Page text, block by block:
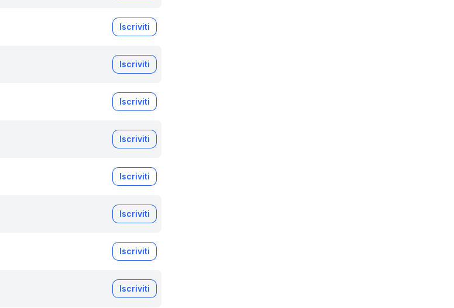
Iscriviti
Iscriviti
Iscriviti
Iscriviti
Iscriviti
Iscriviti
Iscriviti
Iscriviti